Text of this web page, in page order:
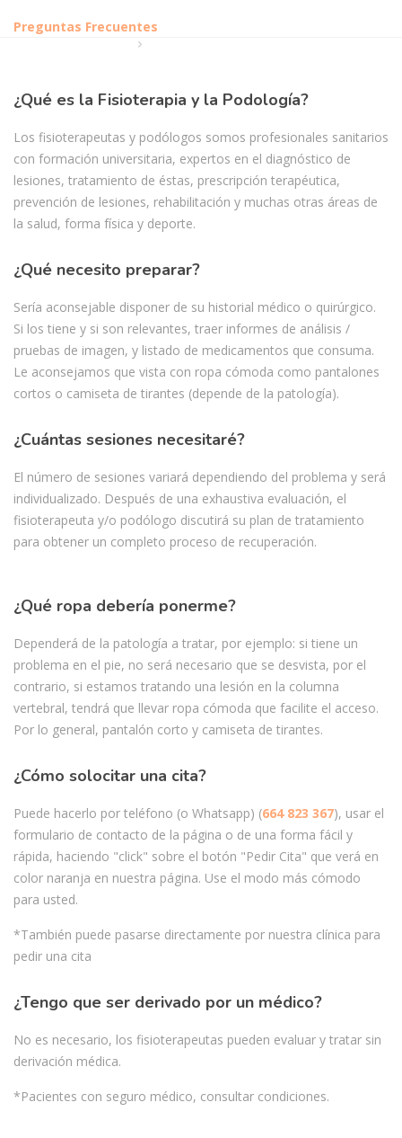
Preguntas Frecuentes
¿Qué es la Fisioterapia y la Podología?
Los fisioterapeutas y podólogos somos profesionales sanitarios
con formación universitaria, expertos en el diagnóstico de
lesiones, tratamiento de éstas, prescripción terapéutica,
prevención de lesiones, rehabilitación y muchas otras áreas de
la salud, forma física y deporte.
¿Qué necesito preparar?
Sería aconsejable disponer de su historial médico o quirúrgico.
Si los tiene y si son relevantes, traer informes de análisis /
pruebas de imagen, y listado de medicamentos que consuma.
Le aconsejamos que vista con ropa cómoda como pantalones
cortos o camiseta de tirantes (depende de la patología).
¿Cuántas sesiones necesitaré?
El número de sesiones variará dependiendo del problema y será
individualizado. Después de una exhaustiva evaluación, el
fisioterapeuta y/o podólogo discutirá su plan de tratamiento
para obtener un completo proceso de recuperación.
¿Qué ropa debería ponerme?
Dependerá de la patología a tratar, por ejemplo: si tiene un
problema en el pie, no será necesario que se desvista, por el
contrario, si estamos tratando una lesión en la columna
vertebral, tendrá que llevar ropa cómoda que facilite el acceso.
Por lo general, pantalón corto y camiseta de tirantes.
¿Cómo solocitar una cita?
Puede hacerlo por teléfono (o Whatsapp) (664 823 367), usar el
formulario de contacto de la página o de una forma fácil y
rápida, haciendo "click" sobre el botón "Pedir Cita" que verá en
color naranja en nuestra página. Use el modo más cómodo
para usted.
*También puede pasarse directamente por nuestra clínica para
pedir una cita
¿Tengo que ser derivado por un médico?
No es necesario, los fisioterapeutas pueden evaluar y tratar sin
derivación médica.
*Pacientes con seguro médico, consultar condiciones.